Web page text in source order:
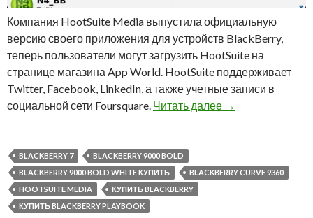
Компания HootSuite Media выпустила официальную
версию своего приложения для устройств BlackBerry,
теперь пользователи могут загрузить HootSuite на
странице магазина App World. HootSuite поддерживает
Twitter, Facebook, LinkedIn, а также учетные записи в
социальной сети Foursquare. Читать далее Приложение
→
BLACKBERRY 7
BLACKBERRY 9000 BOLD
BLACKBERRY 9000 BOLD WHITE КУПИТЬ
BLACKBERRY CURVE 9360
HOOTSUITE MEDIA
КУПИТЬ BLACKBERRY
КУПИТЬ BLACKBERRY PLAYBOOK